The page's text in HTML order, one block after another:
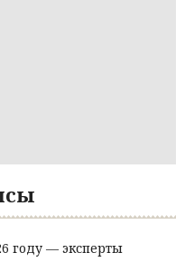
году — эксперты